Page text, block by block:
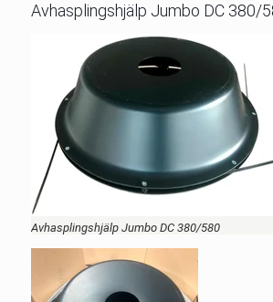
Avhasplingshjälp Jumbo DC 380/
Avhasplingshjälp Jumbo DC 380/580